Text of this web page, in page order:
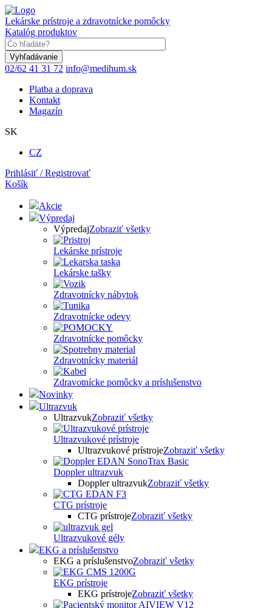
Skočiť
na
hlavný
obsah
Lekárske prístroje a zdravotnícke pomôcky
Katalóg produktov
02/62 41 31 72 info@medihum.sk
Platba a doprava
Kontakt
Magazín
SK
CZ
Prihlásiť / Registrovať
Košík
Akcie
Výpredaj
VýpredajZobraziť všetky
Lekárske prístroje
Lekárske tašky
Zdravotnícky nábytok
Zdravotnícke odevy
Zdravotnícke pomôcky
Zdravotnícky materiál
Zdravotnícke pomôcky a príslušenstvo
Novinky
Ultrazvuk
UltrazvukZobraziť všetky
Ultrazvukové prístroje
Ultrazvukové prístrojeZobraziť všetky
Doppler ultrazvuk
Doppler ultrazvukZobraziť všetky
CTG prístroje
CTG prístrojeZobraziť všetky
Ultrazvukové gély
EKG a príslušenstvo
EKG a príslušenstvoZobraziť všetky
EKG prístroje
EKG prístrojeZobraziť všetky